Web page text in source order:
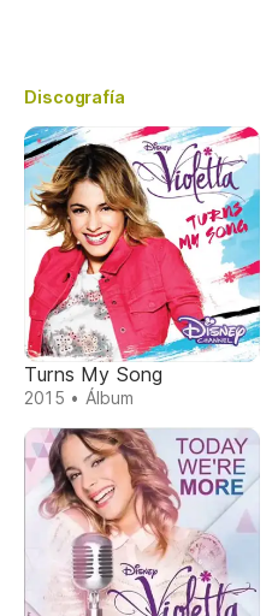
Discografía
Turns My Song
2015 • Álbum